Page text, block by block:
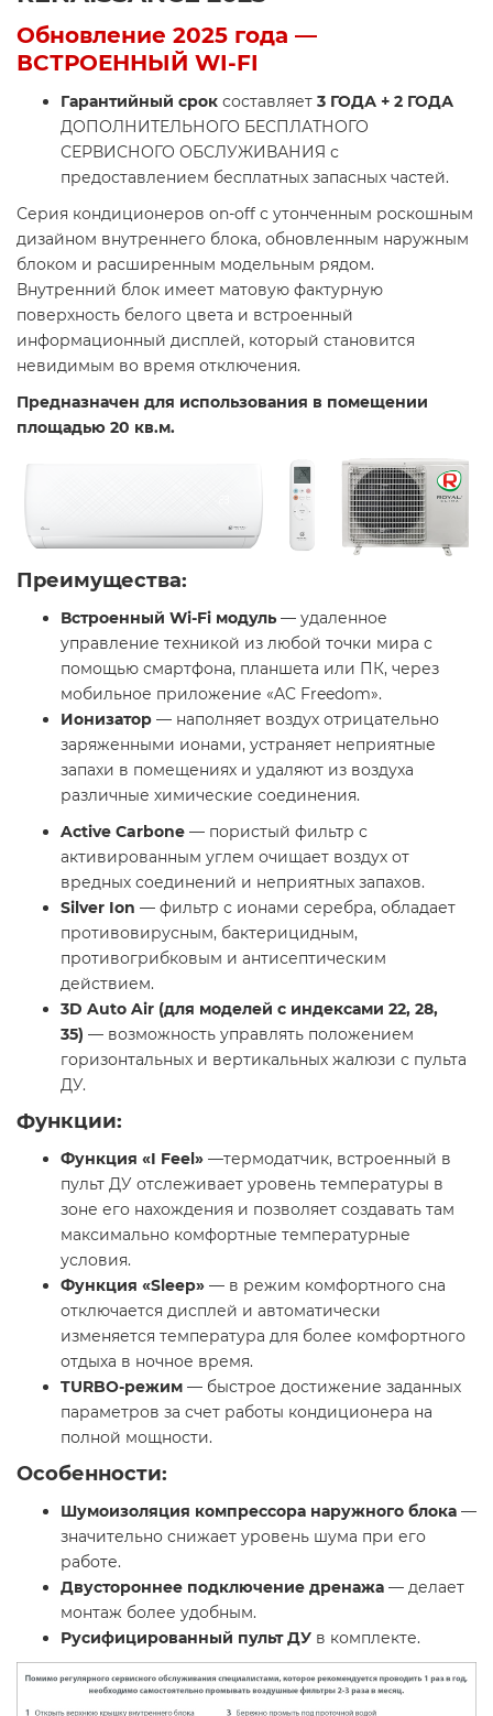
Обновление 2025 года —
ВСТРОЕННЫЙ WI-FI
Гарантийный срок составляет 3 ГОДА + 2 ГОДА
ДОПОЛНИТЕЛЬНОГО БЕСПЛАТНОГО
СЕРВИСНОГО ОБСЛУЖИВАНИЯ с
предоставлением бесплатных запасных частей.
Серия кондиционеров on-off с утонченным роскошным
дизайном внутреннего блока, обновленным наружным
блоком и расширенным модельным рядом.
Внутренний блок имеет матовую фактурную
поверхность белого цвета и встроенный
информационный дисплей, который становится
невидимым во время отключения.
Предназначен для использования в помещении
площадью 20 кв.м.
Преимущества:
Встроенный Wi-Fi модуль — удаленное
управление техникой из любой точки мира с
помощью смартфона, планшета или ПК, через
мобильное приложение «AC Freedom».
Ионизатор — наполняет воздух отрицательно
заряженными ионами, устраняет неприятные
запахи в помещениях и удаляют из воздуха
различные химические соединения.
Active Carbone — пористый фильтр с
активированным углем очищает воздух от
вредных соединений и неприятных запахов.
Silver Ion — фильтр с ионами серебра, обладает
противовирусным, бактерицидным,
противогрибковым и антисептическим
действием.
3D Auto Air (для моделей с индексами 22, 28,
35) — возможность управлять положением
горизонтальных и вертикальных жалюзи с пульта
ДУ.
Функции:
Функция «I Feel» —термодатчик, встроенный в
пульт ДУ отслеживает уровень температуры в
зоне его нахождения и позволяет создавать там
максимально комфортные температурные
условия.
Функция «Sleep» — в режим комфортного сна
отключается дисплей и автоматически
изменяется температура для более комфортного
отдыха в ночное время.
TURBO-режим — быстрое достижение заданных
параметров за счет работы кондиционера на
полной мощности.
Особенности:
Шумоизоляция компрессора наружного блока —
значительно снижает уровень шума при его
работе.
Двустороннее подключение дренажа — делает
монтаж более удобным.
Русифицированный пульт ДУ в комплекте.